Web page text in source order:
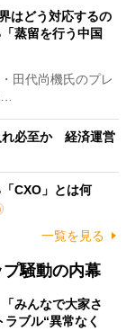
はどう対応するの
蒸留を行う中国
田代尚機氏のプレ
れ必至か 経済運営
CXO」とは何
一覧を見る
プ騒動の内幕
みんなで大家さ
ブル“異常なく